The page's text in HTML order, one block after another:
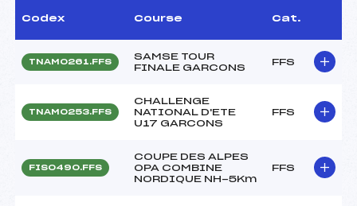
Codex Course Cat.
TNAM0261.FFS
SAMSE TOUR
FINALE GARCONS
FFS
TNAM0253.FFS
CHALLENGE
NATIONAL D'ETE
U17 GARCONS
FFS
FIS0490.FFS
COUPE DES ALPES
OPA COMBINE
NORDIQUE NH-5Km
FFS